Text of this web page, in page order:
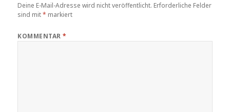
Deine E-Mail-Adresse wird nicht veröffentlicht. Erforderliche Felder
sind mit* markiert
KOMMENTAR*